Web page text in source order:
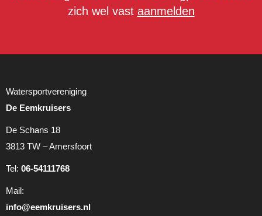
zich wel vast aanmelden
Watersportvereniging
De Eemkruisers
De Schans 18
3813 TW – Amersfoort
Tel: 06-54111768
Mail:
ofni@eemkruisers.nl